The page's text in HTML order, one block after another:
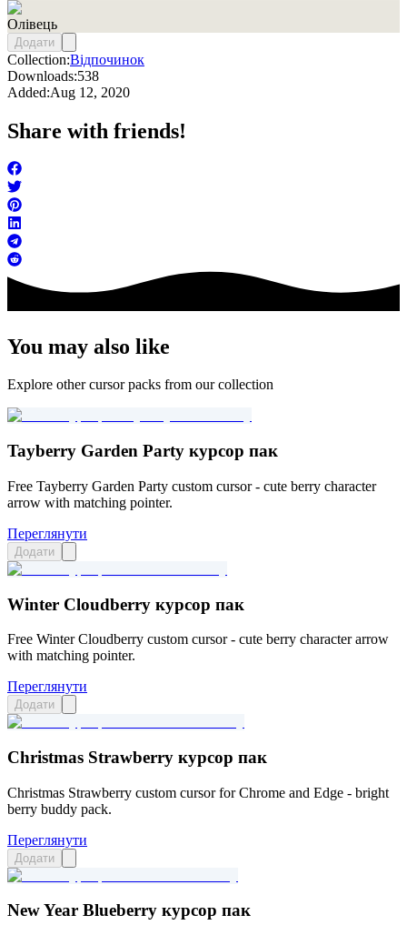
Олівець
Додати
Collection:Відпочинок
Downloads:538
Added:Aug 12, 2020
Share with friends!
You may also like
Explore other cursor packs from our collection
Tayberry Garden Party курсор пак
Free Tayberry Garden Party custom cursor - cute berry character
arrow with matching pointer.
Переглянути
Додати
Winter Cloudberry курсор пак
Free Winter Cloudberry custom cursor - cute berry character arrow
with matching pointer.
Переглянути
Додати
Christmas Strawberry курсор пак
Christmas Strawberry custom cursor for Chrome and Edge - bright
berry buddy pack.
Переглянути
Додати
New Year Blueberry курсор пак